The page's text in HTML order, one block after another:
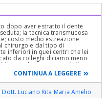
dopo aver estratto il dente
la tecnica transmucosa
costo medio estreazione
chirurgo e dal tipo di
inferiori in quei centri che lei
da colleghi diciamo meno
(le macchine non sono tutte
con una vettura).
sicuramente molti di bravi
indicargliene uno in
per avere un elenco.
CONTINUA A LEGGERE
Dott. Luciano Rita Maria Amelio